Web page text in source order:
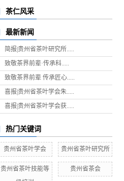
茶仁风采
最新新闻
简报|贵州省茶叶研究所.....
致敬茶界前辈·传承科.....
致敬茶界前辈 传承匠心.....
喜报|贵州省茶叶学会朱.....
喜报|贵州省茶叶学会获.....
热门关键词
贵州省茶叶学会 贵州省茶叶研究所
贵州省茶叶技能等
贵州省茶会